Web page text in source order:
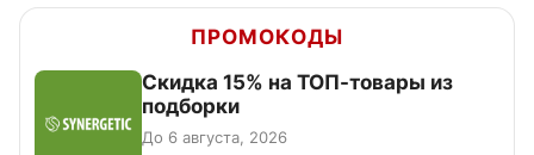
ПРОМОКОДЫ
Скидка 15% на ТОП-товары из
подборки
До 6 августа, 2026